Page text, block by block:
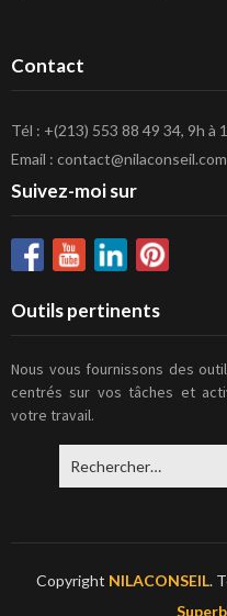
Contact
Tél : +(213) 553 88 49 34, 9h à
Email : contact@nilaconseil.com
Suivez-moi sur
Outils pertinents
Nous vous fournissons des
centrés sur vos tâches et
votre travail.
Copyright NILACONSEIL.